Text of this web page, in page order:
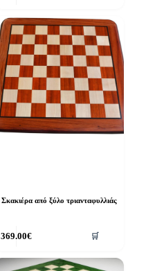
Σκακιέρα από ξύλο τριανταφυλλιάς
369.00€ 🛒